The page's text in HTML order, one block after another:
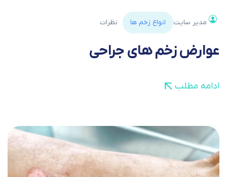
مدیر سایت انواع زخم ها نظرات
عوارض زخم های جراحی
ادامه مطلب